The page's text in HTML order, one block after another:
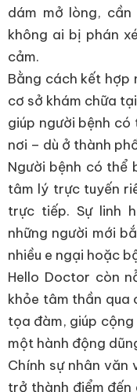
dám mở lòng,
không ai bị phán
cảm.
Bằng cách kết hợp
cơ sở khám chữa
giúp người bệnh
nơi – dù ở thành
Người bệnh có thể
tâm lý trực tuyến
trực tiếp. Sự linh
những người mới
nhiều e ngại hoặc
Hello Doctor còn
khỏe tâm thần qua
tọa đàm, giúp
một hành động
Chính sự nhân văn
trở thành điểm